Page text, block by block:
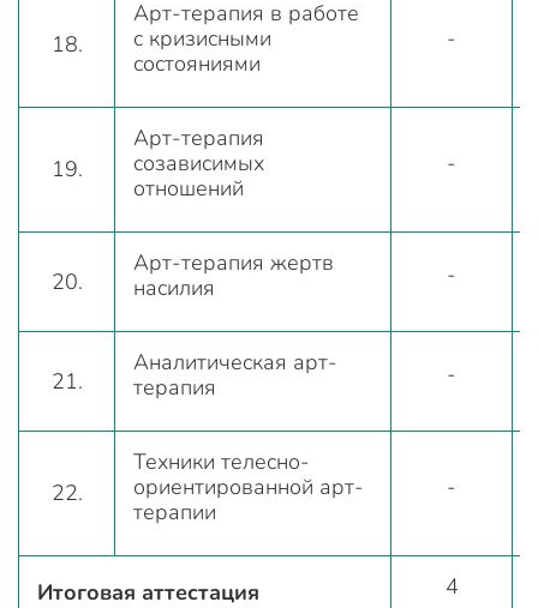
18.
Арт-терапия в работе
с кризисными
состояниями
-
19.
Арт-терапия
созависимых
отношений
-
20.
Арт-терапия жертв
насилия
-
21.
Аналитическая арт-
терапия
-
22.
Техники телесно-
ориентированной арт-
терапии
-
Итоговая аттестация 4